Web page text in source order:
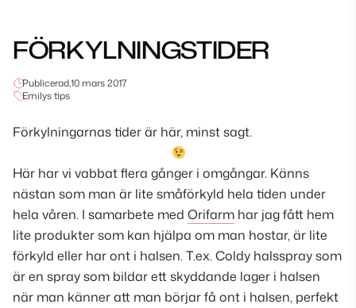
FÖRKYLNINGSTIDER
Publicerad,10 mars 2017
Emilys tips
Förkylningarnas tider är här, minst sagt.
Här har vi vabbat flera gånger i omgångar. Känns
nästan som man är lite småförkyld hela tiden under
hela våren. I samarbete med Orifarm har jag fått hem
lite produkter som kan hjälpa om man hostar, är lite
förkyld eller har ont i halsen. T.ex. Coldy halsspray som
är en spray som bildar ett skyddande lager i halsen
när man känner att man börjar få ont i halsen, perfekt